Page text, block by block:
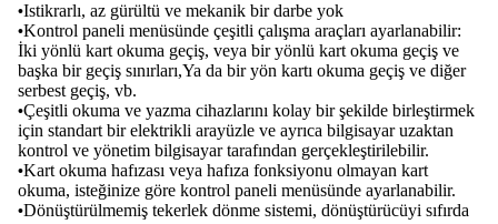
•Istikrarlı, az gürültü ve mekanik bir darbe yok
•Kontrol paneli menüsünde çeşitli çalışma araçları ayarlanabilir:
İki yönlü kart okuma geçiş, veya bir yönlü kart okuma geçiş ve
başka bir geçiş sınırları,Ya da bir yön kartı okuma geçiş ve diğer
serbest geçiş, vb.
•Çeşitli okuma ve yazma cihazlarını kolay bir şekilde birleştirmek
için standart bir elektrikli arayüzle ve ayrıca bilgisayar uzaktan
kontrol ve yönetim bilgisayar tarafından gerçekleştirilebilir.
•Kart okuma hafızası veya hafıza fonksiyonu olmayan kart
okuma, isteğinize göre kontrol paneli menüsünde ayarlanabilir.
•Dönüştürülmemiş tekerlek dönme sistemi, dönüştürücüyi sıfırda